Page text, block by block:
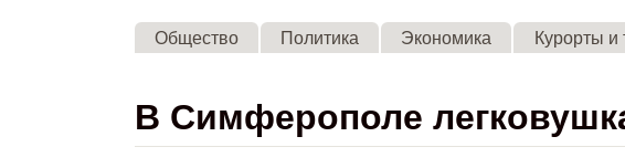
Общество Политика Экономика Курорты и
В Симферополе